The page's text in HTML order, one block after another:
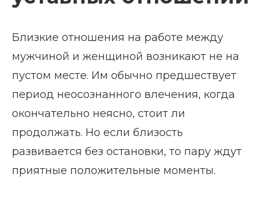
Близкие отношения на работе между
мужчиной и женщиной возникают не на
пустом месте. Им обычно предшествует
период неосознанного влечения, когда
окончательно неясно, стоит ли
продолжать. Но если близость
развивается без остановки, то пару ждут
приятные положительные моменты.